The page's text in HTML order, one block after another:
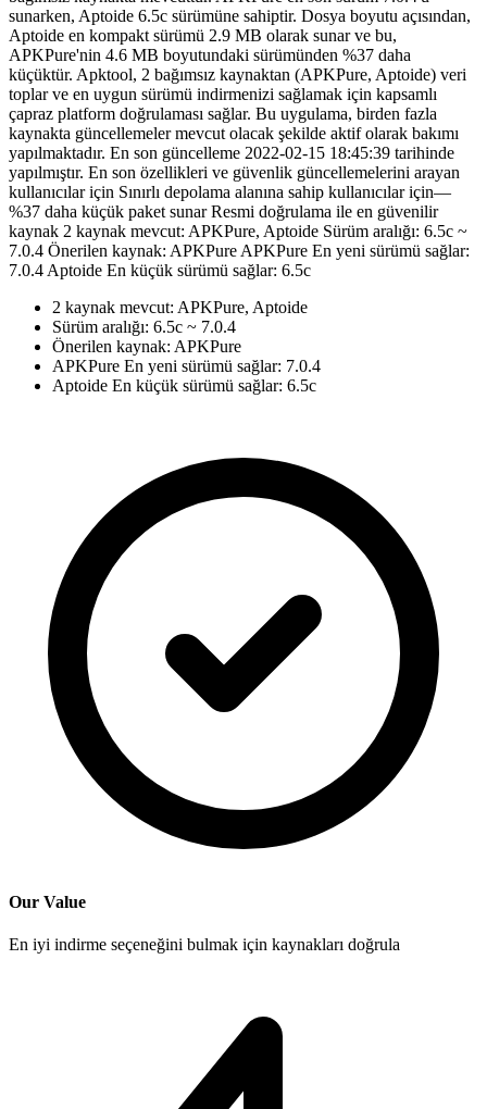
sunarken, Aptoide 6.5c sürümüne sahiptir. Dosya boyutu açısından,
Aptoide en kompakt sürümü 2.9 MB olarak sunar ve bu,
APKPure'nin 4.6 MB boyutundaki sürümünden %37 daha
küçüktür. Apktool, 2 bağımsız kaynaktan (APKPure, Aptoide) veri
toplar ve en uygun sürümü indirmenizi sağlamak için kapsamlı
çapraz platform doğrulaması sağlar. Bu uygulama, birden fazla
kaynakta güncellemeler mevcut olacak şekilde aktif olarak bakımı
yapılmaktadır. En son güncelleme 2022-02-15 18:45:39 tarihinde
yapılmıştır. En son özellikleri ve güvenlik güncellemelerini arayan
kullanıcılar için Sınırlı depolama alanına sahip kullanıcılar için—
%37 daha küçük paket sunar Resmi doğrulama ile en güvenilir
kaynak 2 kaynak mevcut: APKPure, Aptoide Sürüm aralığı: 6.5c ~
7.0.4 Önerilen kaynak: APKPure APKPure En yeni sürümü sağlar:
7.0.4 Aptoide En küçük sürümü sağlar: 6.5c
2 kaynak mevcut: APKPure, Aptoide
Sürüm aralığı: 6.5c ~ 7.0.4
Önerilen kaynak: APKPure
APKPure En yeni sürümü sağlar: 7.0.4
Aptoide En küçük sürümü sağlar: 6.5c
Our Value
En iyi indirme seçeneğini bulmak için kaynakları doğrula